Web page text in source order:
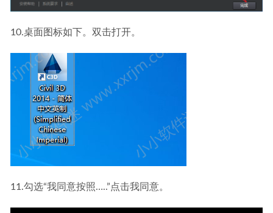
10.桌面图标如下。双击打开。
11.勾选“我同意按照…..”点击我同意。